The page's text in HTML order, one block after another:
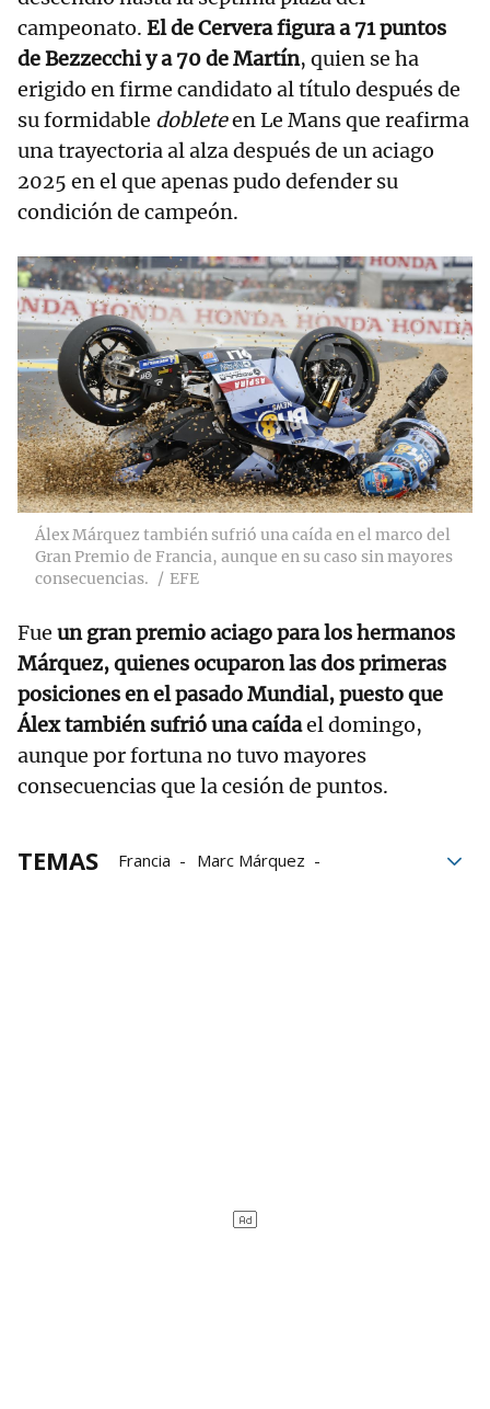
campeonato. El de Cervera figura a 71 puntos
de Bezzecchi y a 70 de Martín, quien se ha
erigido en firme candidato al título después de
su formidable dobleteen Le Mans que reafirma
una trayectoria al alza después de un aciago
2025 en el que apenas pudo defender su
condición de campeón.
Álex Márquez también sufrió una caída en el marco del
Gran Premio de Francia, aunque en su caso sin mayores
consecuencias.
EFE
Fue un gran premio aciago para los hermanos
Márquez, quienes ocuparon las dos primeras
posiciones en el pasado Mundial, puesto que
Álex también sufrió una caídael domingo,
aunque por fortuna no tuvo mayores
consecuencias que la cesión de puntos.
TEMAS Francia
Marc Márquez